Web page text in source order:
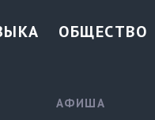
ОБЩЕСТВО
АФИША